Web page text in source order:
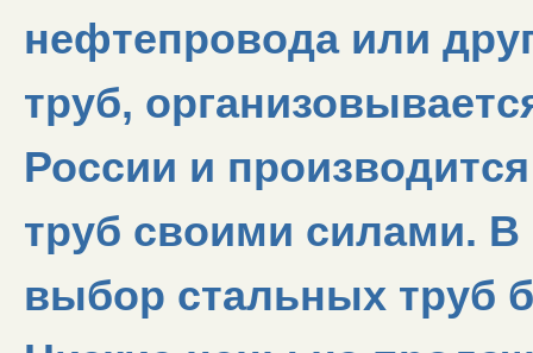
нефтепровода или
труб,
России и
труб своими силами.
выбор стальных труб